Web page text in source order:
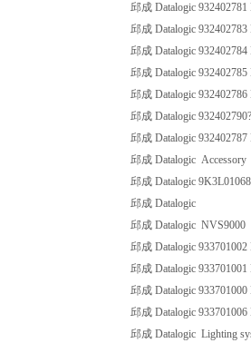
邱成 Datalogic
邱成 Datalogic
邱成 Datalogic
邱成 Datalogic
邱成 Datalogic
邱成 Datalogic
邱成 Datalogic
邱成 Datalogic Accessory
邱成 Datalogic
邱成 Datalogic
邱成 Datalogic NVS9000
邱成 Datalogic
邱成 Datalogic
邱成 Datalogic
邱成 Datalogic
邱成 Datalogic Lighting